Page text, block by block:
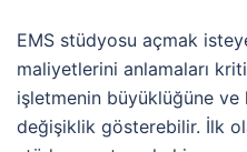
EMS stüdyosu açmak
maliyetlerini anlamaları
işletmenin büyüklüğüne ve
değişiklik gösterebilir. İlk